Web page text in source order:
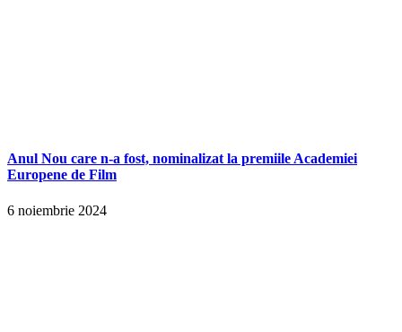
Anul Nou care n-a fost, nominalizat la premiile Academiei
Europene de Film
6 noiembrie 2024